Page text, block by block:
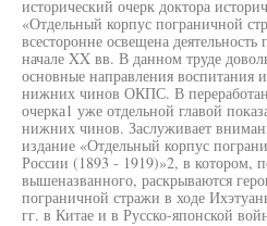
исторический очерк доктора
«Отдельный корпус пограничной
всесторонне освещена
начале XX вв. В данном труде
основные направления воспитания
нижних чинов ОКПС. В
очерка1 уже отдельной главой
нижних чинов. Заслуживает
издание «Отдельный корпус
России (1893 - 1919)»2, в котором,
вышеназванного, раскрываются
пограничной стражи в ходе
гг. в Китае и в Русско-японской